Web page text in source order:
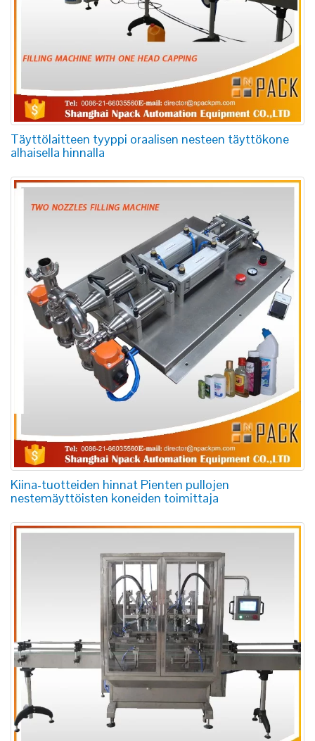
Täyttölaitteen tyyppi oraalisen nesteen täyttökone
alhaisella hinnalla
Kiina-tuotteiden hinnat Pienten pullojen
nestemäyttöisten koneiden toimittaja